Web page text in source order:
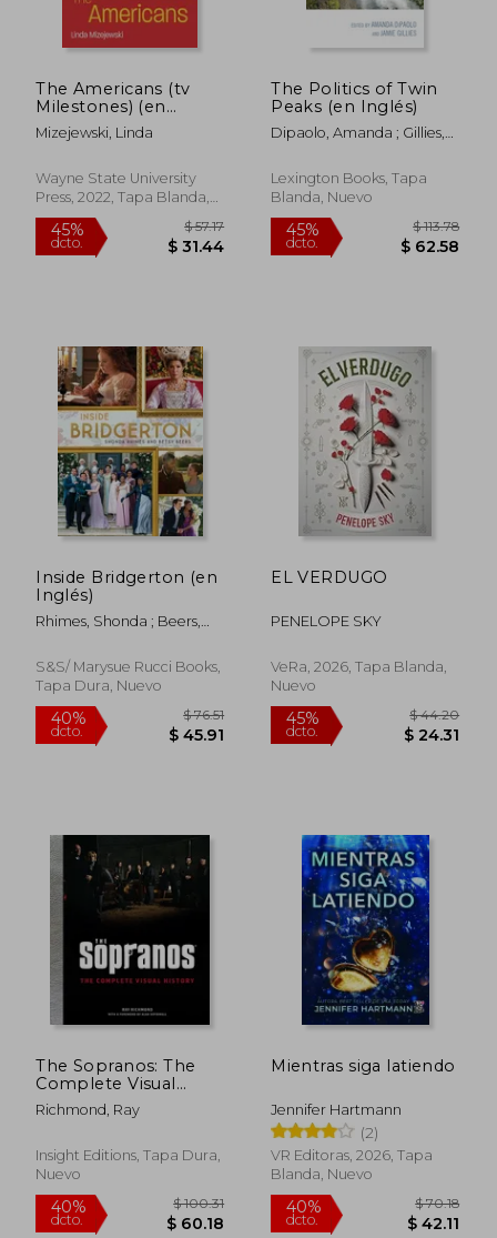
The Americans (tv
Milestones) (en
Inglés)
Mizejewski, Linda
Wayne State University
Press, 2022, Tapa Blanda,
Nuevo
dcto. $ 31.44
The Politics of Twin
Peaks (en Inglés)
Dipaolo, Amanda ; Gillies,
Shai
Lexington Books, Tapa
Blanda, Nuevo
dcto.
Inside Bridgerton (en
Inglés)
Rhimes, Shonda ; Beers,
S&s/ Marysue Rucci Books,
Tapa Dura, Nuevo
EL VERDUGO
PENELOPE SKY
VeRa, 2026, Tapa Blanda,
Nuevo
The Sopranos: The
Complete Visual
History (en Inglés)
Richmond, Ray
Insight Editions, Tapa Dura,
Nuevo
Mientras siga latiendo
Jennifer Hartmann
(2)
VR Editoras, 2026, Tapa
Blanda, Nuevo